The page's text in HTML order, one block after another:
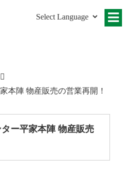
本陣 物産販売の営業再開！
ー平家本陣 物産販売